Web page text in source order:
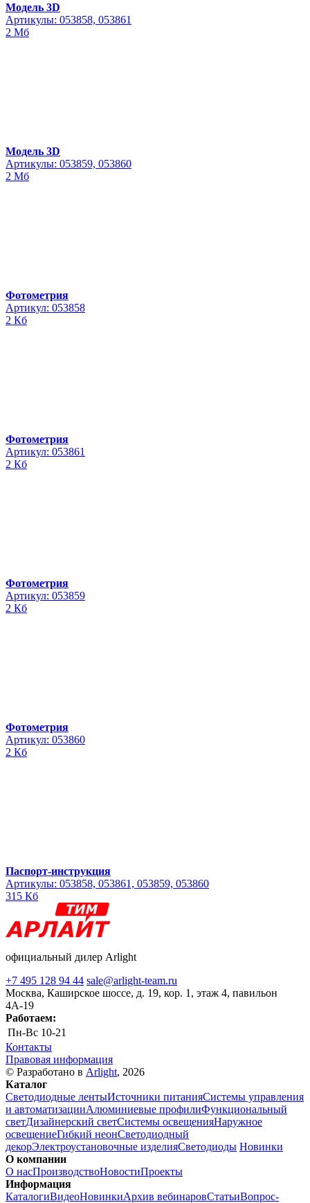
Модель 3D
Артикулы: 053858, 053861
2 Мб
Модель 3D
Артикулы: 053859, 053860
2 Мб
Фотометрия
Артикул: 053858
2 Кб
Фотометрия
Артикул: 053861
2 Кб
Фотометрия
Артикул: 053859
2 Кб
Фотометрия
Артикул: 053860
2 Кб
Паспорт-инструкция
Артикулы: 053858, 053861, 053859, 053860
315 Кб
официальный дилер Arlight
+7 495 128 94 44 sale@arlight-team.ru
Москва, Каширское шоссе, д. 19, кор. 1, этаж 4, павильон
4А-19
Работаем:
Пн-Вс 10-21
Контакты
Правовая информация
© Разработано в Arlight, 2026
Каталог
Светодиодные лентыИсточники питанияСистемы управления
и автоматизацииАлюминиевые профилиФункциональный
светДизайнерский светСистемы освещенияНаружное
освещениеГибкий неонСветодиодный
декорЭлектроустановочные изделияСветодиоды Новинки
О компании
О насПроизводствоНовостиПроекты
Информация
КаталогиВидеоНовинкиАрхив вебинаровСтатьиВопрос-